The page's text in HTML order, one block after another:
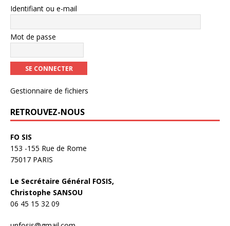
Identifiant ou e-mail
Mot de passe
Gestionnaire de fichiers
RETROUVEZ-NOUS
FO SIS
153 -155 Rue de Rome
75017 PARIS
Le Secrétaire Général FOSIS,
Christophe SANSOU
06 45 15 32 09